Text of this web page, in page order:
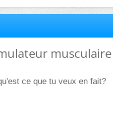
musculaire
ce que tu veux en fait?